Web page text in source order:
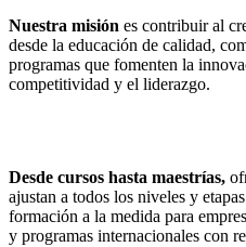
Nuestra misión es contribuir al
desde la educación de calidad,
programas que fomenten la
competitividad y el liderazgo.
Desde cursos hasta maestrías,
ajustan a todos los niveles y
formación a la medida para
y programas internacionales con